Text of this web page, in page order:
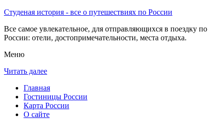
Студеная история - все о путешествиях по России
Все самое увлекательное, для отправляющихся в поездку по
России: отели, достопримечательности, места отдыха.
Меню
Читать далее
Главная
Гостиницы России
Карта России
О сайте